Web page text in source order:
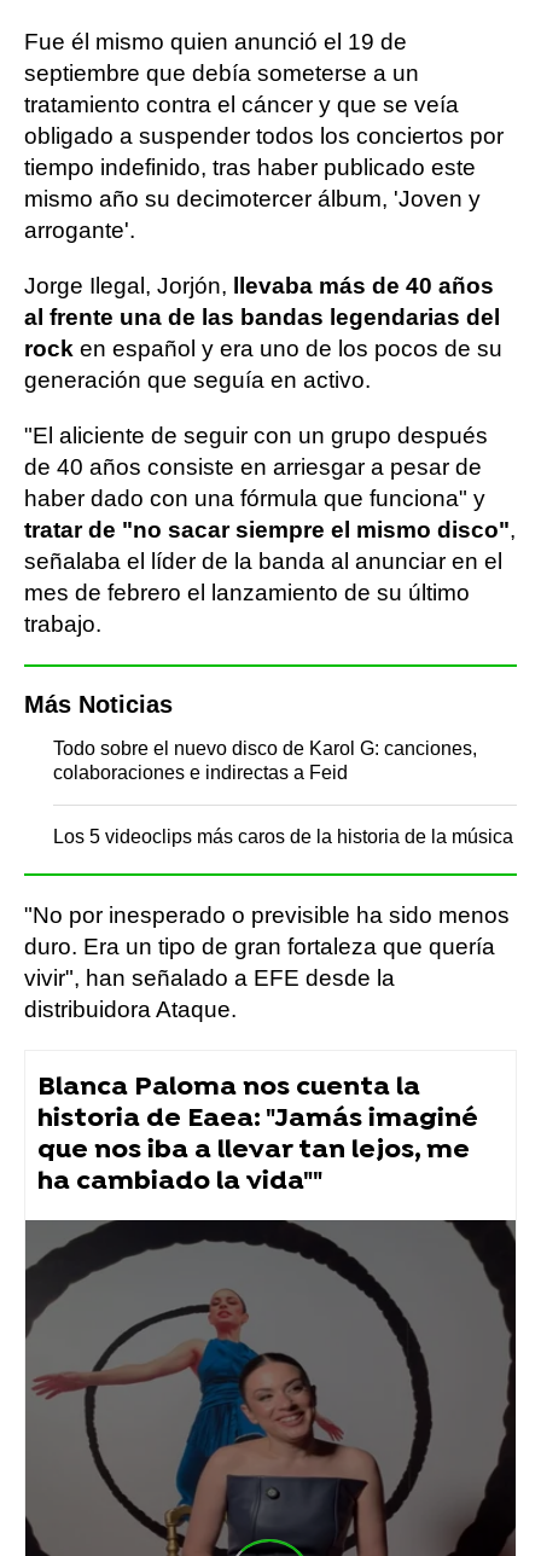
Fue él mismo quien anunció el 19 de
septiembre que debía someterse a un
tratamiento contra el cáncer y que se veía
obligado a suspender todos los conciertos por
tiempo indefinido, tras haber publicado este
mismo año su decimotercer álbum, 'Joven y
arrogante'.
Jorge Ilegal, Jorjón,
llevaba más de 40 años
al frente una de las bandas legendarias del
rock en español y era uno de los pocos de su
generación que seguía en activo.
"El aliciente de seguir con un grupo después
de 40 años consiste en arriesgar a pesar de
haber dado con una fórmula que funciona" y
tratar de "no sacar siempre el mismo disco",
señalaba el líder de la banda al anunciar en el
mes de febrero el lanzamiento de su último
trabajo.
Más Noticias
Todo sobre el nuevo disco de Karol G: canciones,
colaboraciones e indirectas a Feid
Los 5 videoclips más caros de la historia de la música
"No por inesperado o previsible ha sido menos
duro. Era un tipo de gran fortaleza que quería
vivir", han señalado a EFE desde la
distribuidora Ataque.
Blanca Paloma nos cuenta la
historia de Eaea: "Jamás imaginé
que nos iba a llevar tan lejos, me
ha cambiado la vida""